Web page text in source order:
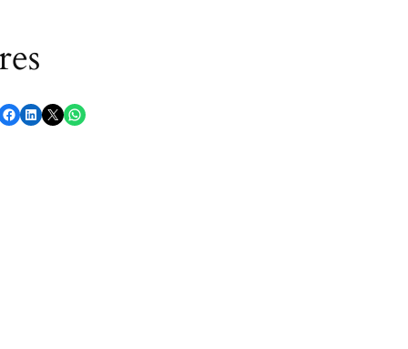
Partager sur Facebook Partager sur LinkedIn Partager sur X Partager sur WhatsApp